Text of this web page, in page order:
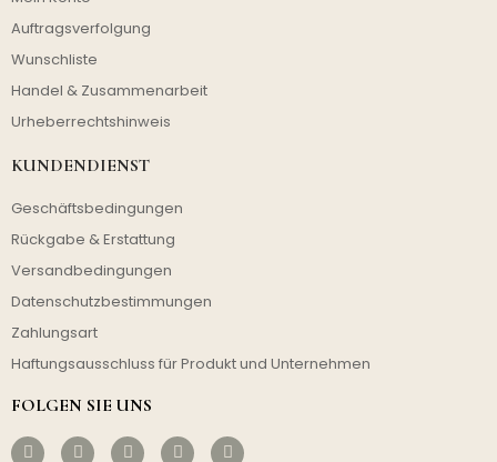
Auftragsverfolgung
Wunschliste
Handel & Zusammenarbeit
Urheberrechtshinweis
KUNDENDIENST
Geschäftsbedingungen
Rückgabe & Erstattung
Versandbedingungen
Datenschutzbestimmungen
Zahlungsart
Haftungsausschluss für Produkt und Unternehmen
FOLGEN SIE UNS